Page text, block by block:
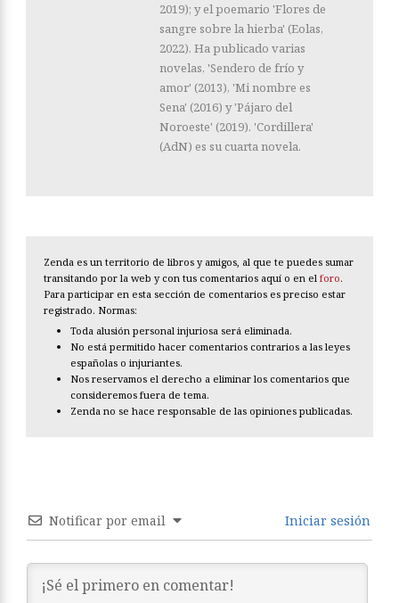
2019); y el poemario 'Flores de
sangre sobre la hierba' (Eolas,
2022). Ha publicado varias
novelas, 'Sendero de frío y
amor' (2013), 'Mi nombre es
Sena' (2016) y 'Pájaro del
Noroeste' (2019). 'Cordillera'
(AdN) es su cuarta novela.
Zenda es un territorio de libros y amigos, al que te puedes sumar
transitando por la web y con tus comentarios aquí o en el foro.
Para participar en esta sección de comentarios es preciso estar
registrado. Normas:
Toda alusión personal injuriosa será eliminada.
No está permitido hacer comentarios contrarios a las leyes
españolas o injuriantes.
Nos reservamos el derecho a eliminar los comentarios que
consideremos fuera de tema.
Zenda no se hace responsable de las opiniones publicadas.
Notificar por email Iniciar sesión